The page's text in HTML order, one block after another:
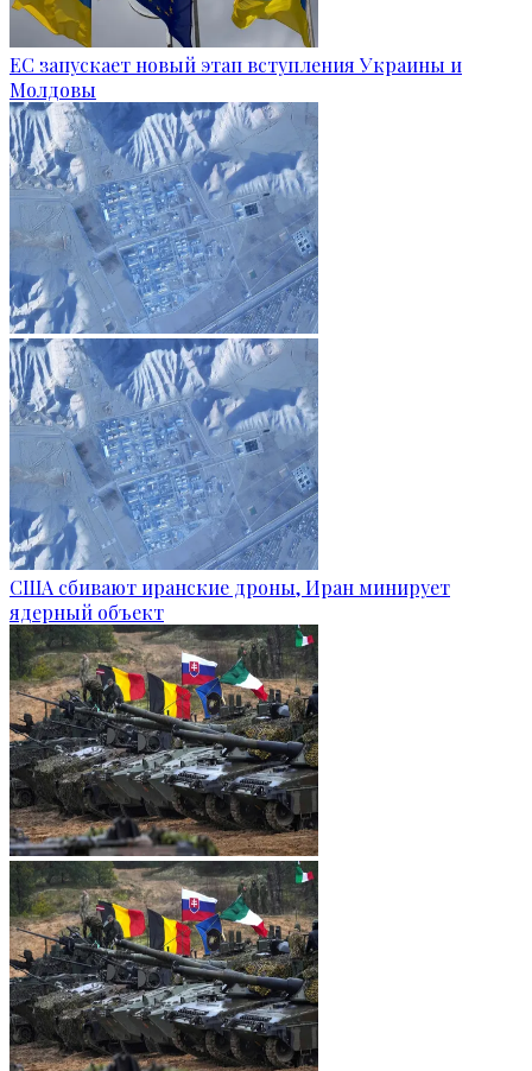
ЕС запускает новый этап вступления Украины и
Молдовы
США сбивают иранские дроны, Иран минирует
ядерный объект